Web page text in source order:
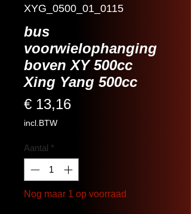
XYG_0500_01_0115
bus
voorwielophanging
boven XY 500cc
Xing Yang 500cc
€ 13,16Prijs
incl.BTW
Aantal *
Nog maar 1 op voorraad